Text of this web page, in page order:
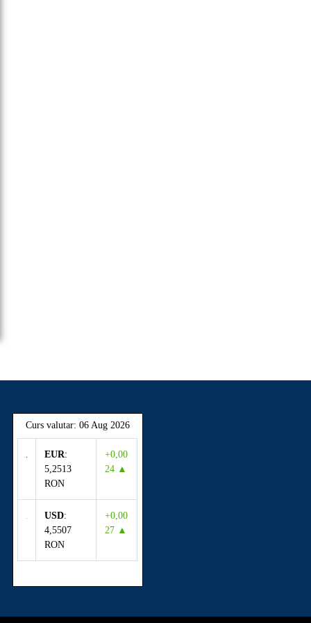
Curs valutar: 06 Aug 2026
EUR:
5,2513
RON
+0,00
24 ▲
USD:
4,5507
RON
+0,00
27 ▲